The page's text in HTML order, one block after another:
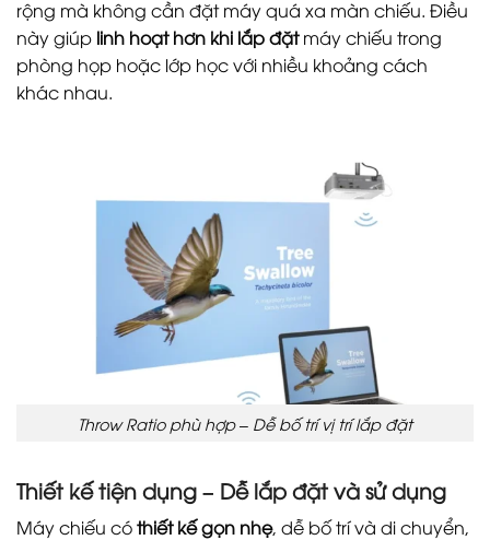
rộng mà không cần đặt máy quá xa màn chiếu. Điều
này giúp linh hoạt hơn khi lắp đặtmáy chiếu trong
phòng họp hoặc lớp học với nhiều khoảng cách
khác nhau.
Throw Ratio phù hợp – Dễ bố trí vị trí lắp đặt
Thiết kế tiện dụng – Dễ lắp đặt và sử dụng
Máy chiếu cóthiết kế gọn nhẹ, dễ bố trí và di chuyển,